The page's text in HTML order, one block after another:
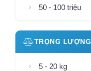
50 - 100 triệu
TRỌNG LƯỢNG
5 - 20 kg